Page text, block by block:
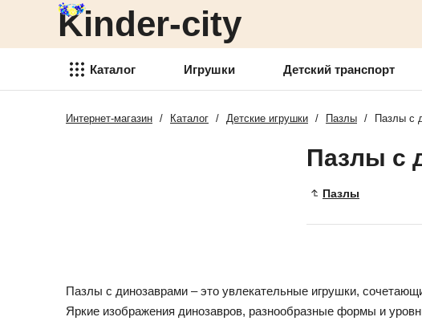
Kinder-city
Каталог
Игрушки
Аксессуары для детей
Игрушки Детский транспорт
Детский транспорт
Товары для детского
Детские спортивные товары
Товари для активного отдыха
Новогодние украшения
Интернет-магазин / Каталог / Детские игрушки / Пазлы / Пазлы с
Пазлы с
Пазлы
Пазлы с динозаврами – это увлекательные игрушки,
Яркие изображения динозавров, разнообразные формы и